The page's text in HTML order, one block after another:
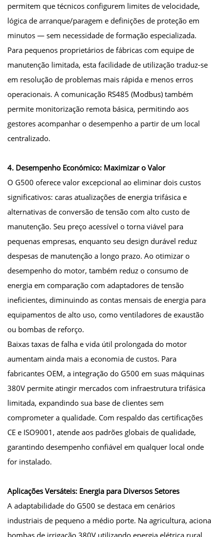
permitem que técnicos configurem limites de velocidade,
lógica de arranque/paragem e definições de proteção em
minutos — sem necessidade de formação especializada.
Para pequenos proprietários de fábricas com equipe de
manutenção limitada, esta facilidade de utilização traduz-se
em resolução de problemas mais rápida e menos erros
operacionais. A comunicação RS485 (Modbus) também
permite monitorização remota básica, permitindo aos
gestores acompanhar o desempenho a partir de um local
centralizado.
4. Desempenho Económico: Maximizar o Valor
O G500 oferece valor excepcional ao eliminar dois custos
significativos: caras atualizações de energia trifásica e
alternativas de conversão de tensão com alto custo de
manutenção. Seu preço acessível o torna viável para
pequenas empresas, enquanto seu design durável reduz
despesas de manutenção a longo prazo. Ao otimizar o
desempenho do motor, também reduz o consumo de
energia em comparação com adaptadores de tensão
ineficientes, diminuindo as contas mensais de energia para
equipamentos de alto uso, como ventiladores de exaustão
ou bombas de reforço.
Baixas taxas de falha e vida útil prolongada do motor
aumentam ainda mais a economia de custos. Para
fabricantes OEM, a integração do G500 em suas máquinas
380V permite atingir mercados com infraestrutura trifásica
limitada, expandindo sua base de clientes sem
comprometer a qualidade. Com respaldo das certificações
CE e ISO9001, atende aos padrões globais de qualidade,
garantindo desempenho confiável em qualquer local onde
for instalado.
Aplicações Versáteis: Energia para Diversos Setores
A adaptabilidade do G500 se destaca em cenários
industriais de pequeno a médio porte. Na agricultura, aciona
bombas de irrigação 380V utilizando energia elétrica rural